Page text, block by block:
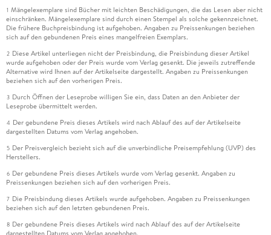
1 Mängelexemplare sind Bücher mit leichten Beschädigungen, die das Lesen aber nicht
einschränken. Mängelexemplare sind durch einen Stempel als solche gekennzeichnet.
Die frühere Buchpreisbindung ist aufgehoben. Angaben zu Preissenkungen beziehen
sich auf den gebundenen Preis eines mangelfreien Exemplars.
2 Diese Artikel unterliegen nicht der Preisbindung, die Preisbindung dieser Artikel
wurde aufgehoben oder der Preis wurde vom Verlag gesenkt. Die jeweils zutreffende
Alternative wird Ihnen auf der Artikelseite dargestellt. Angaben zu Preissenkungen
beziehen sich auf den vorherigen Preis.
3 Durch Öffnen der Leseprobe willigen Sie ein, dass Daten an den Anbieter der
Leseprobe übermittelt werden.
4 Der gebundene Preis dieses Artikels wird nach Ablauf des auf der Artikelseite
dargestellten Datums vom Verlag angehoben.
5 Der Preisvergleich bezieht sich auf die unverbindliche Preisempfehlung (UVP) des
Herstellers.
6 Der gebundene Preis dieses Artikels wurde vom Verlag gesenkt. Angaben zu
Preissenkungen beziehen sich auf den vorherigen Preis.
7 Die Preisbindung dieses Artikels wurde aufgehoben. Angaben zu Preissenkungen
beziehen sich auf den letzten gebundenen Preis.
8 Der gebundene Preis dieses Artikels wird nach Ablauf des auf der Artikelseite